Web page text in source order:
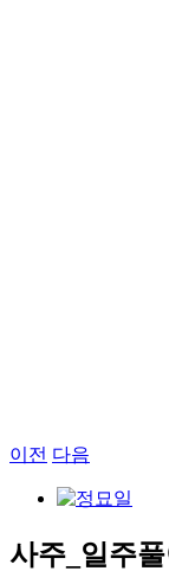
이전 다음
View
Image
사주_일주